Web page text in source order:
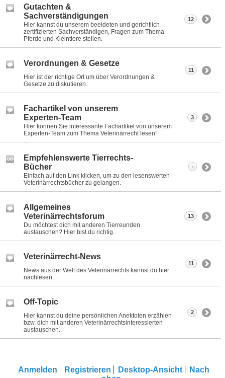
Gutachten &
Sachverständigungen
Hier kannst du unserem beeideten und gerichtlich
zertifizierten Sachverständigen, Fragen zum Thema
Pferde und Kleintiere stellen.
12
Verordnungen & Gesetze
Hier ist der richtige Ort um über Verordnungen &
Gesetze zu diskutieren.
11
Fachartikel von unserem
Experten-Team
Hier können Sie interessante Fachartikel von unserem
Experten-Team zum Thema Veterinärrecht lesen!
3
Empfehlenswerte Tierrechts-
Bücher
Einfach auf den Link klicken, um zu den lesenswerten
Veterinärrechtsbücher zu gelangen.
-
Allgemeines
Veterinärrechtsforum
Du möchtest dich mit anderen Tierreunden
austauschen? Hier bist du richtig.
13
Veterinärrecht-News
News aus der Welt des Veterinärrechts kannst du hier
nachlesen.
11
Off-Topic
Hier kannst du deine persönlichen Anektoten erzählen
bzw. dich mit anderen Veterinärrechtsinteressierten
austauschen.
2
Anmelden Registrieren Desktop-Ansicht
Nach